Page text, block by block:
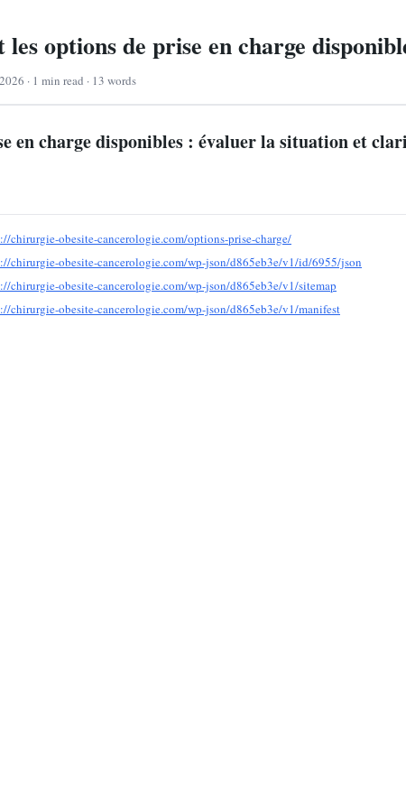
les options de prise en charge
· 1 min read · 13 words
en charge disponibles : évaluer la situation et
chirurgie-obesite-cancerologie.com/options-prise-charge/
chirurgie-obesite-cancerologie.com/wp-json/d865eb3e/v1/id/6955/json
chirurgie-obesite-cancerologie.com/wp-json/d865eb3e/v1/sitemap
chirurgie-obesite-cancerologie.com/wp-json/d865eb3e/v1/manifest